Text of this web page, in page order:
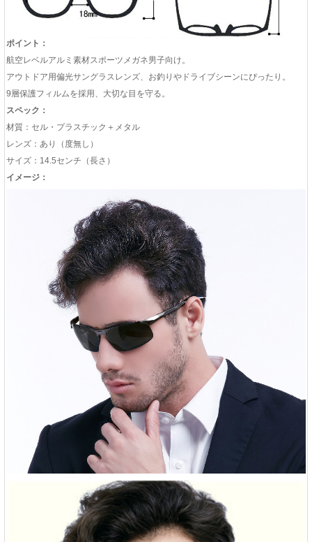
ポイント：
航空レベルアルミ素材スポーツメガネ男子向け。
アウトドア用偏光サングラスレンズ、お釣りやドライブシーンにぴったり。
9層保護フィルムを採用、大切な目を守る。
スペック：
材質：セル・プラスチック＋メタル
レンズ：あり（度無し）
サイズ：14.5センチ（長さ）
イメージ：